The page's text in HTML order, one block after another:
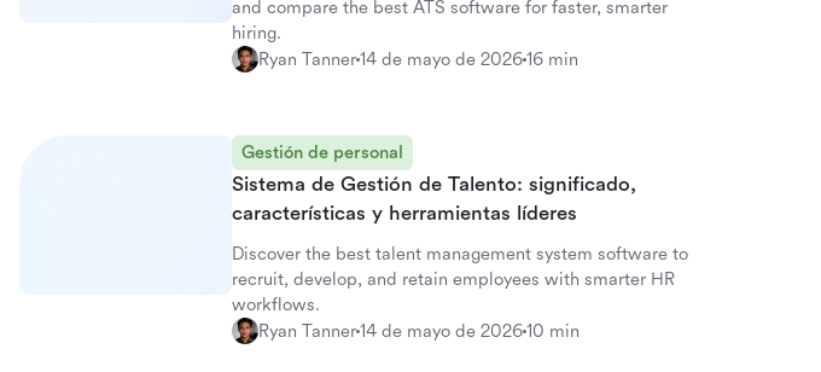
and compare the best ATS software for faster, smarter
hiring.
Ryan Tanner14 de mayo de 202616 min
Gestión de personal
Sistema de Gestión de Talento: significado,
características y herramientas líderes
Discover the best talent management system software to
recruit, develop, and retain employees with smarter HR
workflows.
Ryan Tanner14 de mayo de 202610 min